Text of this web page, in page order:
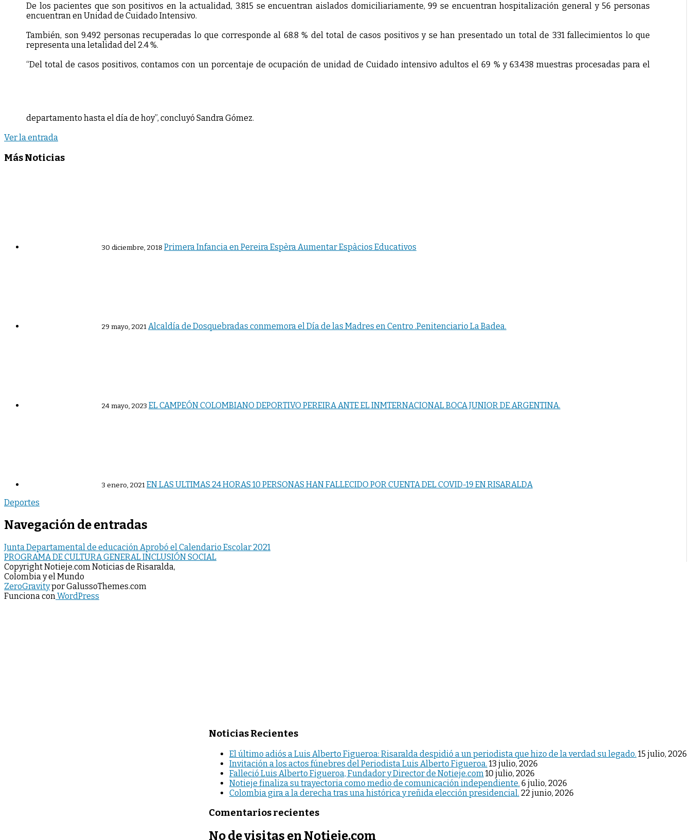
De los pacientes que son positivos en la actualidad, 3.815 se encuentran aislados domiciliariamente, 99 se encuentran hospitalización general y 56 personas
encuentran en Unidad de Cuidado Intensivo.
También, son 9.492 personas recuperadas lo que corresponde al 68.8 % del total de casos positivos y se han presentado un total de 331 fallecimientos lo que
representa una letalidad del 2.4 %.
“Del total de casos positivos, contamos con un porcentaje de ocupación de unidad de Cuidado intensivo adultos el 69 % y 63.438 muestras procesadas para el
departamento hasta el día de hoy”, concluyó Sandra Gómez.
Ver la entrada
Más Noticias
30 diciembre, 2018 Primera Infancia en Pereira Espèra Aumentar Espàcios Educativos
29 mayo, 2021Alcaldía de Dosquebradas conmemora el Día de las Madres en Centro .Penitenciario La Badea.
24 mayo, 2023 EL CAMPEÓN COLOMBIANO DEPORTIVO PEREIRA ANTE EL INMTERNACIONAL BOCA JUNIOR DE ARGENTINA.
3 enero, 2021EN LAS ULTIMAS 24 HORAS 10 PERSONAS HAN FALLECIDO POR CUENTA DEL COVID-19 EN RISARALDA
Deportes
Navegación de entradas
Junta Departamental de educación Aprobó el Calendario Escolar 2021
PROGRAMA DE CULTURA GENERAL INCLUSIÓN SOCIAL
Noticias Recientes
El último adiós a Luis Alberto Figueroa: Risaralda despidió a un periodista que hizo de la verdad su legado. 15 julio, 2026
Invitación a los actos fúnebres del Periodista Luis Alberto Figueroa. 13 julio, 2026
Falleció Luis Alberto Figueroa, Fundador y Director de Notieje.com 10 julio, 2026
Notieje finaliza su trayectoria como medio de comunicación independiente. 6 julio, 2026
Colombia gira a la derecha tras una histórica y reñida elección presidencial. 22 junio, 2026
Comentarios recientes
No de visitas en Notieje.com
Copyright Notieje.com Noticias de Risaralda,
Colombia y el Mundo
ZeroGravitypor GalussoThemes.com
Funciona conWordPress